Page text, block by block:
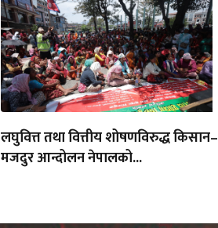
लघुवित्त तथा वित्तीय शोषणविरुद्ध किसान–
मजदुर आन्दोलन नेपालको...